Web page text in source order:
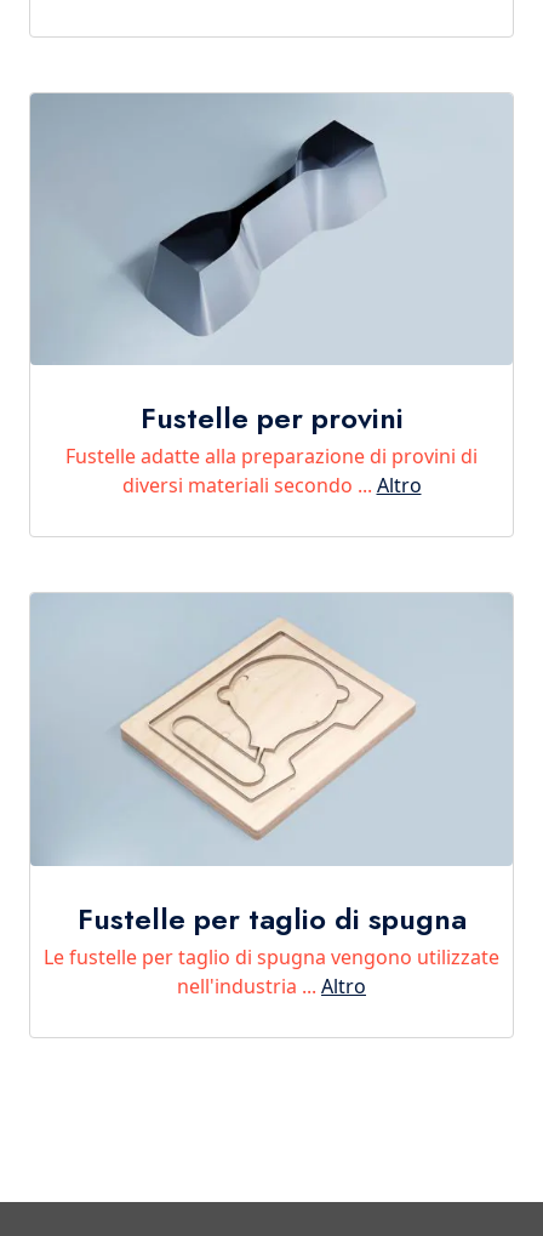
Fustelle per provini
Fustelle adatte alla preparazione di provini di
diversi materiali secondo ... Altro
Fustelle per taglio di spugna
Le fustelle per taglio di spugna vengono utilizzate
nell'industria ... Altro